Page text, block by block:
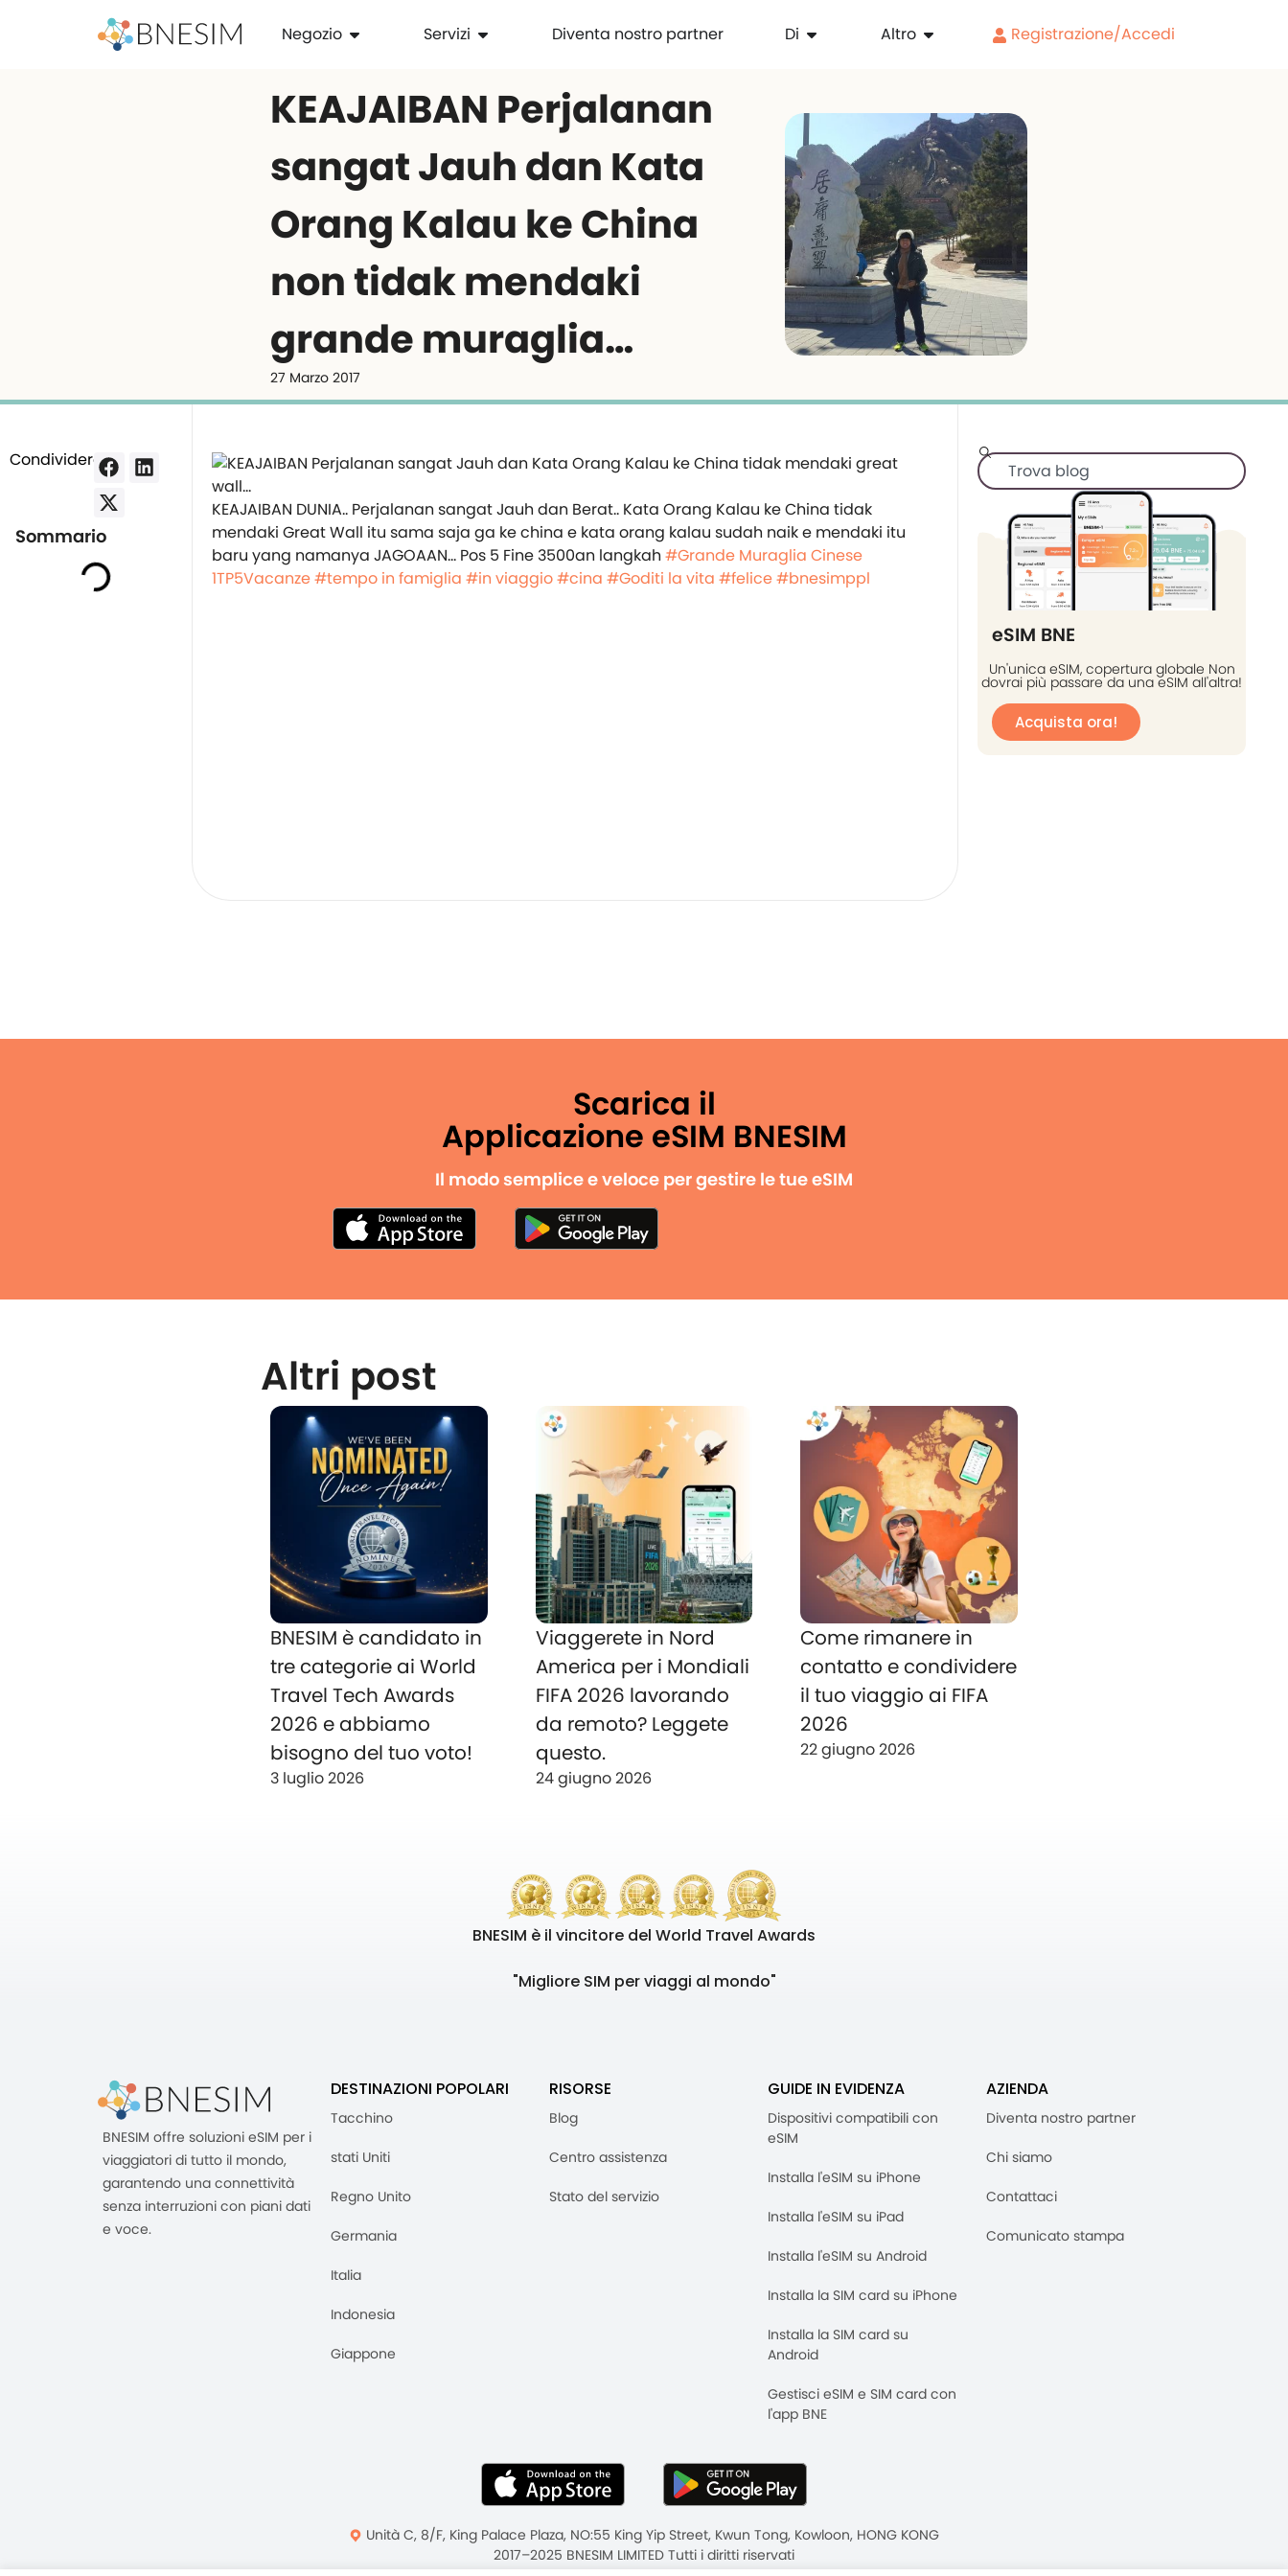
Negozio Servizi Diventa nostro partner Di Altro Registrazione/Accedi
KEAJAIBAN Perjalanan
sangat Jauh dan Kata
Orang Kalau ke China
non tidak mendaki
grande muraglia…
27 Marzo 2017
Condividere:
Sommario
KEAJAIBAN DUNIA.. Perjalanan sangat Jauh dan Berat.. Kata Orang Kalau ke China tidak
mendaki Great Wall itu sama saja ga ke china e kata orang kalau sudah naik e mendaki itu
baru yang namanya JAGOAAN… Pos 5 Fine 3500an langkah #Grande Muraglia Cinese
1TP5Vacanze#tempo in famiglia #in viaggio#cina #Goditi la vita #felice#bnesimppl
eSIM BNE
Un'unica eSIM, copertura globale Non
dovrai più passare da una eSIM all'altra!
Acquista ora!
Scarica il
Applicazione eSIM BNESIM
Il modo semplice e veloce per gestire le tue eSIM
Altri post
BNESIM è candidato in
tre categorie ai World
Travel Tech Awards
2026 e abbiamo
bisogno del tuo voto!
3 luglio 2026
Viaggerete in Nord
America per i Mondiali
FIFA 2026 lavorando
da remoto? Leggete
questo.
24 giugno 2026
Come rimanere in
contatto e condividere
il tuo viaggio ai FIFA
2026
22 giugno 2026
BNESIM è il vincitore del World Travel Awards
"Migliore SIM per viaggi al mondo"
BNESIM offre soluzioni eSIM per i
viaggiatori di tutto il mondo,
garantendo una connettività
senza interruzioni con piani dati
e voce.
DESTINAZIONI POPOLARI
Tacchino
stati Uniti
Regno Unito
Germania
Italia
Indonesia
Giappone
RISORSE
Blog
Centro assistenza
Stato del servizio
GUIDE IN EVIDENZA
Dispositivi compatibili con
eSIM
Installa l'eSIM su iPhone
Installa l'eSIM su iPad
Installa l'eSIM su Android
Installa la SIM card su iPhone
Installa la SIM card su
Android
Gestisci eSIM e SIM card con
l'app BNE
AZIENDA
Diventa nostro partner
Chi siamo
Contattaci
Comunicato stampa
Unità C, 8/F, King Palace Plaza, NO:55 King Yip Street, Kwun Tong, Kowloon, HONG KONG
2017–2025 BNESIM LIMITED Tutti i diritti riservati